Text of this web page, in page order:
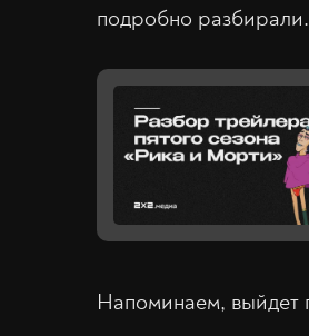
подробно разбирали.
Напоминаем, выйдет